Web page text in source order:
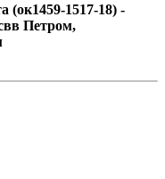
(ок1459-1517-18) -
Петром,